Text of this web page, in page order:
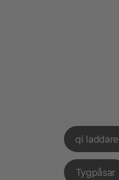
qi laddare
Tygpåsar